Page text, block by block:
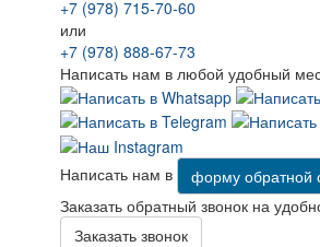
+7 (978) 715-70-60
или
+7 (978) 888-67-73
Написать нам в любой удобный
Написать нам в
форму обратной
Заказать обратный звонок на
Заказать звонок